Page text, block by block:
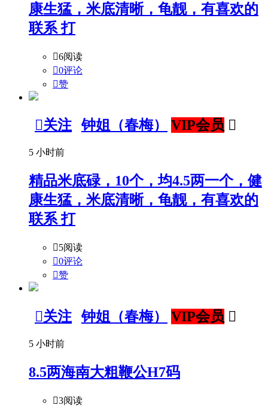
康生猛，米底清晰，龟靓，有喜欢的
联系 打
6阅读
0评论
赞
关注 钟姐（春梅） VIP会员 
5 小时前
精品米底碌，10个，均4.5两一个，健
康生猛，米底清晰，龟靓，有喜欢的
联系 打
5阅读
0评论
赞
关注 钟姐（春梅） VIP会员 
5 小时前
8.5两海南大粗鞭公H7码
3阅读